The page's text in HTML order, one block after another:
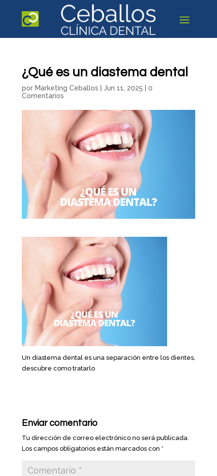
¿Qué es un diastema dental
por Marketing Ceballos Jun 11, 2025
0
Comentarios
Un diastema dental es una separación entre los dientes,
descubre como tratarlo
Enviar comentario
Tu dirección de correo electrónico no será publicada.
Los campos obligatorios están marcados con *